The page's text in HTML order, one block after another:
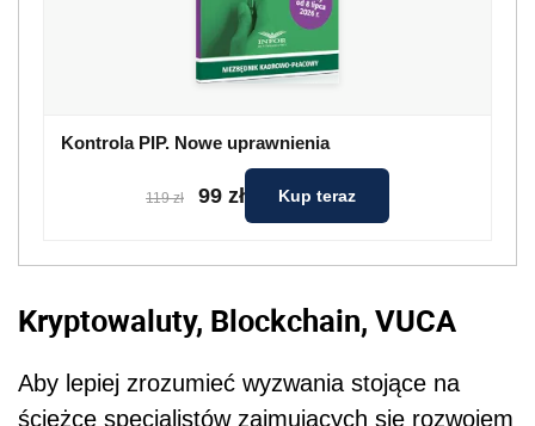
Kontrola PIP. Nowe uprawnienia
119 zł 99 zł Kup teraz
Kryptowaluty, Blockchain, VUCA
Aby lepiej zrozumieć wyzwania stojące na
ścieżce specjalistów zajmujących się rozwojem